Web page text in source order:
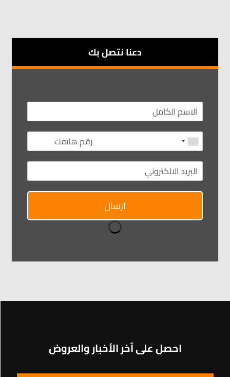
دعنا نتصل بك
ارسال
احصل على آخر الأخبار والعروض